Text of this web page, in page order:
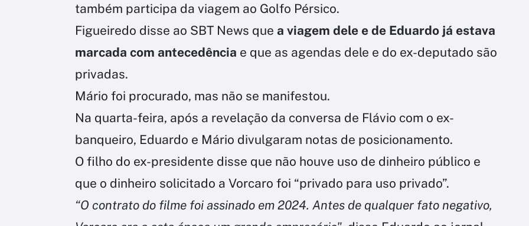
também participa da viagem ao Golfo Pérsico.
Figueiredo disse ao SBT News que a viagem dele e de Eduardo já estava
marcada com antecedência e que as agendas dele e do ex-deputado são
privadas.
Mário foi procurado, mas não se manifestou.
Na quarta-feira, após a revelação da conversa de Flávio com o ex-
banqueiro, Eduardo e Mário divulgaram notas de posicionamento.
O filho do ex-presidente disse que não houve uso de dinheiro público e
que o dinheiro solicitado a Vorcaro foi “privado para uso privado”.
“O contrato do filme foi assinado em 2024. Antes de qualquer fato negativo,